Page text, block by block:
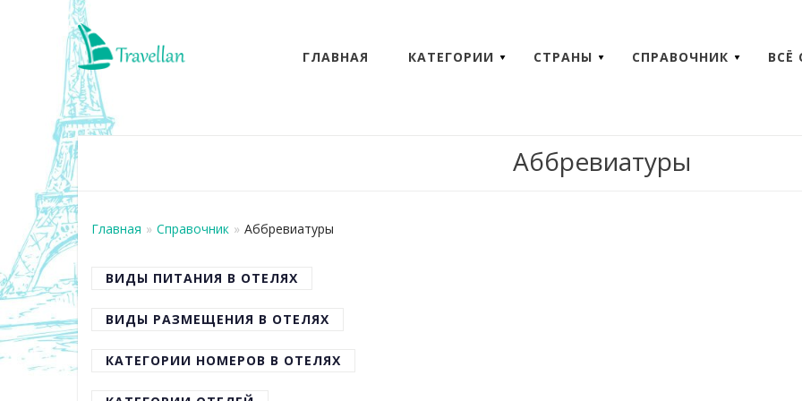
ГЛАВНАЯ КАТЕГОРИИ СТРАНЫ СПРАВОЧНИК ВСЁ
Аббревиатуры
Главная » Справочник » Аббревиатуры
ВИДЫ ПИТАНИЯ В ОТЕЛЯХ
ВИДЫ РАЗМЕЩЕНИЯ В ОТЕЛЯХ
КАТЕГОРИИ НОМЕРОВ В ОТЕЛЯХ